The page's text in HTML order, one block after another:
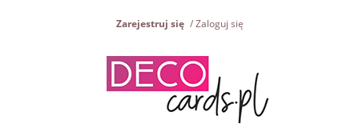
Zarejestruj się Zaloguj się